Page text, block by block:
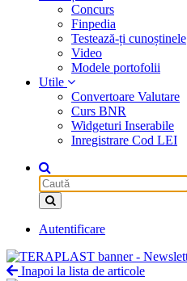
Concurs
Finpedia
Testează-ți cunoștinele
Video
Modele portofolii
Utile
Convertoare Valutare
Curs BNR
Widgeturi Inserabile
Inregistrare Cod LEI
Autentificare
Inapoi la lista de articole